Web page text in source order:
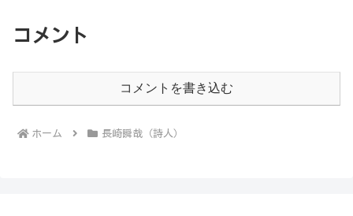
コメント
コメントを書き込む
ホーム 長崎瞬哉（詩人）